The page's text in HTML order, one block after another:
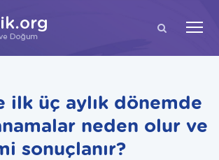
ARA
ilk üç aylık dönemde
neden olur ve
sonuçlanır?